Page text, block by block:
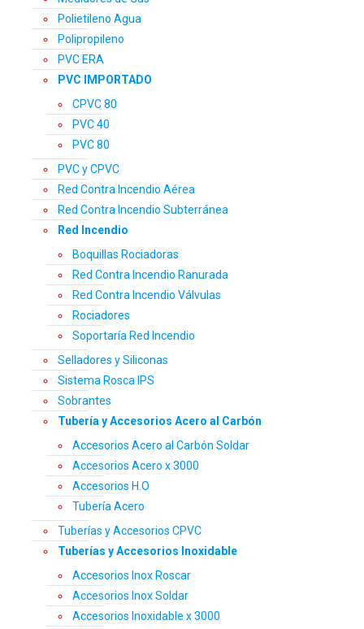
Polietileno Agua
Polipropileno
PVC ERA
PVC IMPORTADO
CPVC 80
PVC 40
PVC 80
PVC y CPVC
Red Contra Incendio Aérea
Red Contra Incendio Subterránea
Red Incendio
Boquillas Rociadoras
Red Contra Incendio Ranurada
Red Contra Incendio Válvulas
Rociadores
Soportaría Red Incendio
Selladores y Siliconas
Sistema Rosca IPS
Sobrantes
Tubería y Accesorios Acero al Carbón
Accesorios Acero al Carbón Soldar
Accesorios Acero x 3000
Accesorios H.O
Tubería Acero
Tuberías y Accesorios CPVC
Tuberías y Accesorios Inoxidable
Accesorios Inox Roscar
Accesorios Inox Soldar
Accesorios Inoxidable x 3000